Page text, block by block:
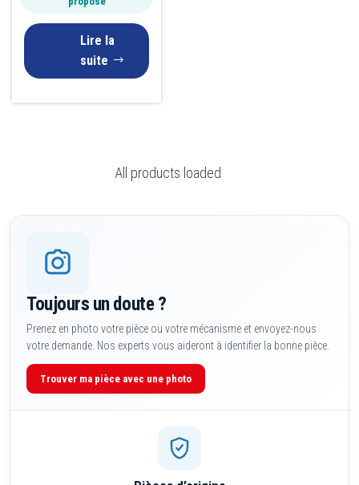
Lire la
suite
All products loaded
Toujours un doute ?
Prenez en photo votre pièce ou votre mécanisme et envoyez-nous
votre demande. Nos experts vous aideront à identifier la bonne pièce.
Trouver ma pièce avec une photo